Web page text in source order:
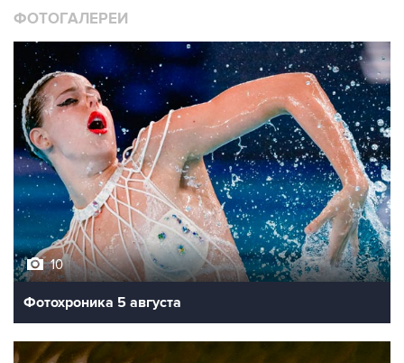
ФОТОГАЛЕРЕИ
10
Фотохроника 5 августа